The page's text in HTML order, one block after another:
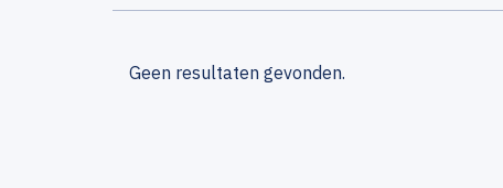
Geen resultaten gevonden.